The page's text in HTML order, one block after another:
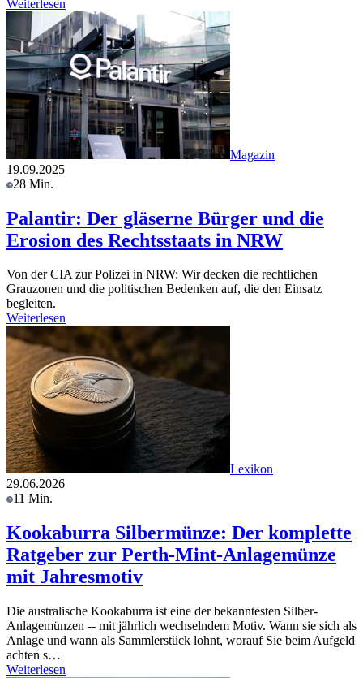
Weiterlesen
Magazin
19.09.2025
28 Min.
Palantir: Der gläserne Bürger und die
Erosion des Rechtsstaats in NRW
Von der CIA zur Polizei in NRW: Wir decken die rechtlichen
Grauzonen und die politischen Bedenken auf, die den Einsatz
begleiten.
Weiterlesen
Lexikon
29.06.2026
11 Min.
Kookaburra Silbermünze: Der komplette
Ratgeber zur Perth-Mint-Anlagemünze
mit Jahresmotiv
Die australische Kookaburra ist eine der bekanntesten Silber-
Anlagemünzen -- mit jährlich wechselndem Motiv. Wann sie sich als
Anlage und wann als Sammlerstück lohnt, worauf Sie beim Aufgeld
achten s…
Weiterlesen